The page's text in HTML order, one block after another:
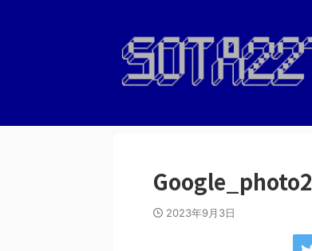
Google_photo2
2023年9月3日